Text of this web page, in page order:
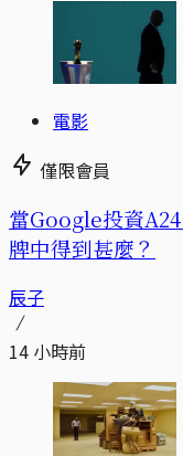
電影
僅限會員
當Google投資
牌中得到甚麼？
辰子
14 小時前